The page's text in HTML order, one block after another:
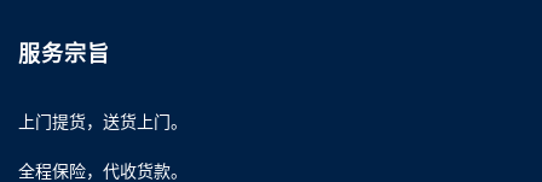
服务宗旨
上门提货，送货上门。
全程保险，代收货款。